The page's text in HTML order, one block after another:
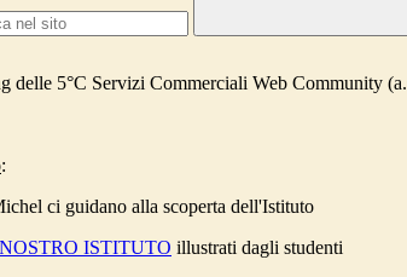
delle 5°C Servizi Commerciali Web Community
:
ci guidano alla scoperta dell'Istituto
ISTITUTO illustrati dagli studenti